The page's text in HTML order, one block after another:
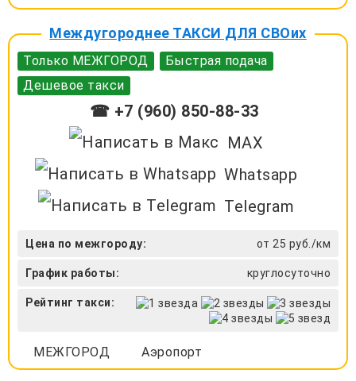
Междугороднее ТАКСИ ДЛЯ СВОих
Только МЕЖГОРОД
Быстрая подача
Дешевое такси
☎ +7 (960) 850-88-33
MAX
Whatsapp
Telegram
Цена по межгороду: от 25 руб./км
График работы: круглосуточно
Рейтинг такси:
МЕЖГОРОД Аэропорт